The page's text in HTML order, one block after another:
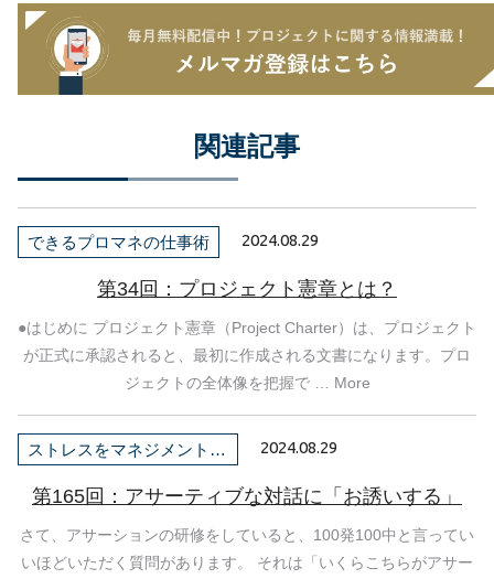
関連記事
できるプロマネの仕事術 2024.08.29
第34回：プロジェクト憲章とは？
●はじめに プロジェクト憲章（Project Charter）は、プロジェクト
が正式に承認されると、最初に作成される文書になります。プロ
ジェクトの全体像を把握で … More
ストレスをマネジメントしよう！ 2024.08.29
第165回：アサーティブな対話に「お誘いする」
さて、アサーションの研修をしていると、100発100中と言ってい
いほどいただく質問があります。 それは「いくらこちらがアサー